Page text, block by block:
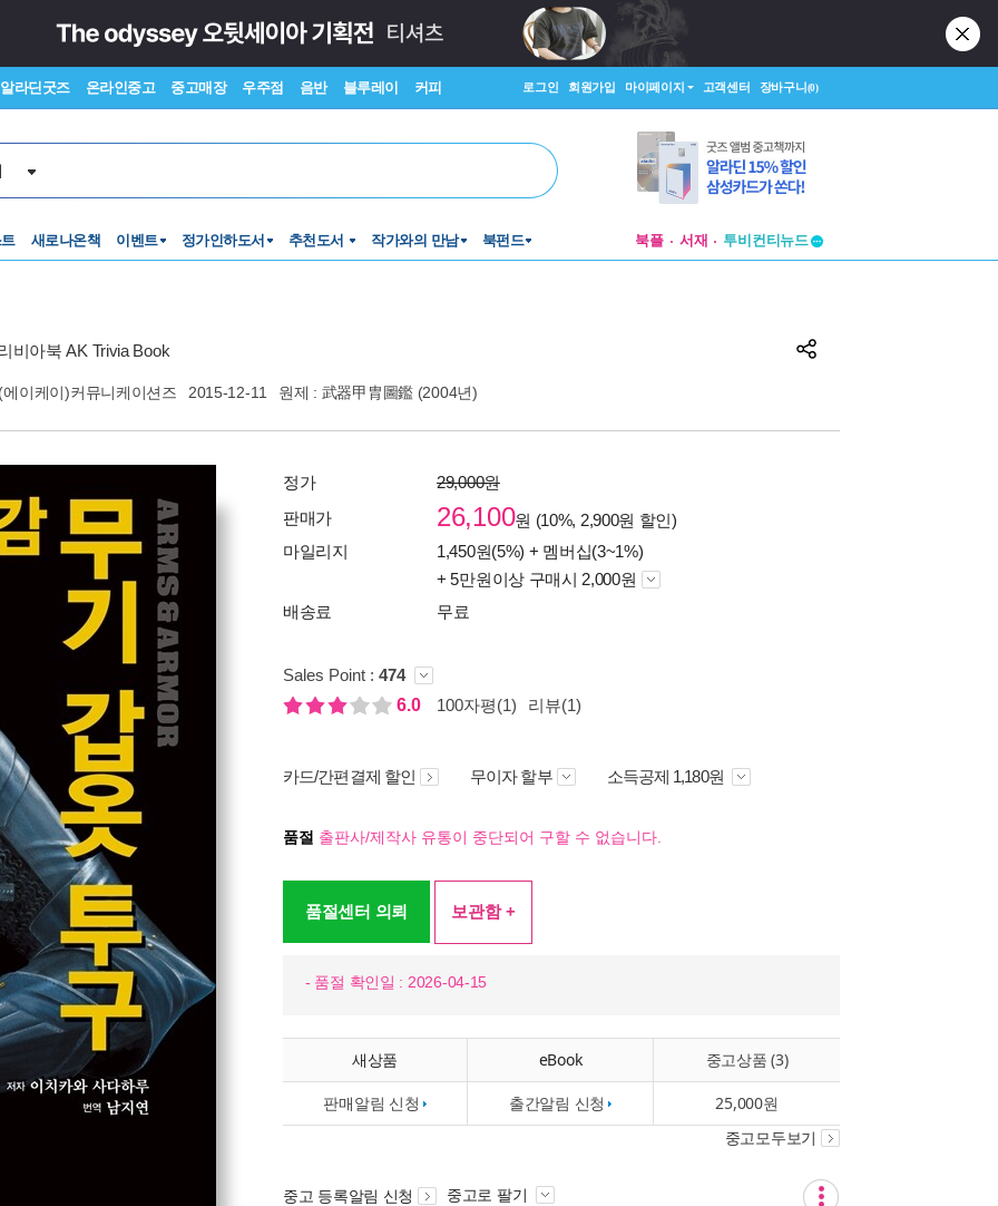
알라딘굿즈 온라인중고 중고매장 우주점 음반 블루레이 커피 로그인 회원가입 마이페이지 고객센터 장바구니(0)
새로나온책 이벤트 정가인하도서 추천도서 작가와의 만남 북펀드 북플 서재
투비컨티뉴드
비아북 AK Trivia Book
에이케이)커뮤니케이션즈 2015-12-11 원제 : 武器甲胄圖鑑 (2004년)
정가
29,000원
판매가
26,100원 (10%, 2,900원 할인)
마일리지
1,450원(5%) + 멤버십(3~1%)
+ 5만원이상 구매시 2,000원
배송료
무료
Sales Point : 474
6.0
100자평(1) 리뷰(1)
카드/간편결제 할인 무이자 할부 소득공제 1,180원
품절 출판사/제작사 유통이 중단되어 구할 수 없습니다.
품절센터 의뢰 보관함 +
- 품절 확인일 : 2026-04-15
새상품 eBook 중고상품 (3)
판매알림 신청 출간알림 신청 25,000원
중고모두보기
중고 등록알림 신청 중고로 팔기